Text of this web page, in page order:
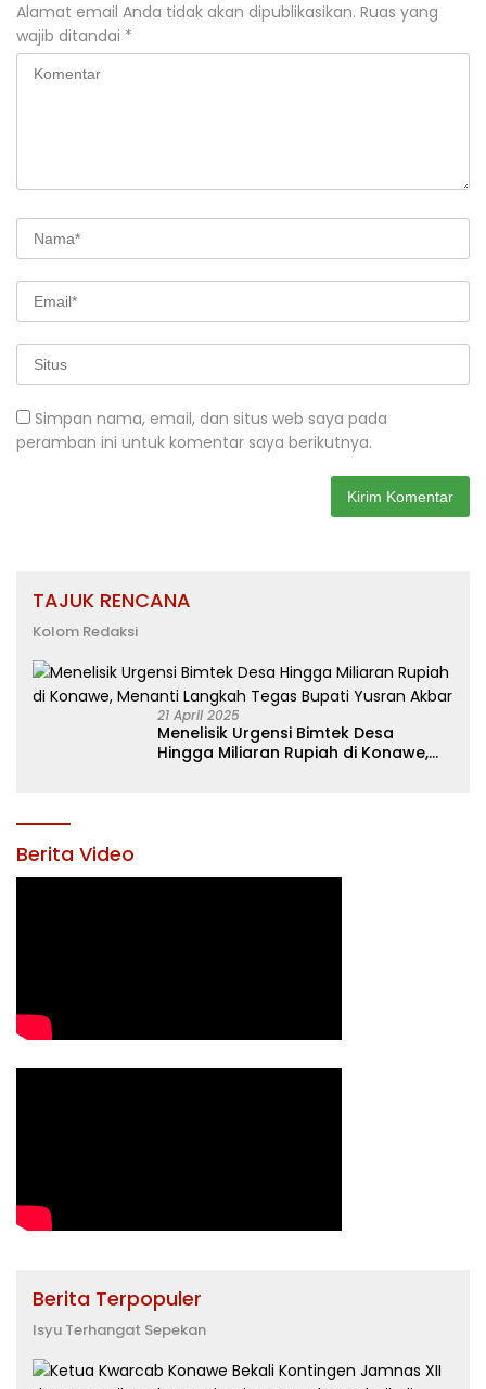
Alamat email Anda tidak akan dipublikasikan. Ruas yang
wajib ditandai *
Simpan nama, email, dan situs web saya pada
peramban ini untuk komentar saya berikutnya.
TAJUK RENCANA
Kolom Redaksi
21 April 2025
Menelisik Urgensi Bimtek Desa
Hingga Miliaran Rupiah di Konawe,
Berita Video
Berita Terpopuler
Isyu Terhangat Sepekan